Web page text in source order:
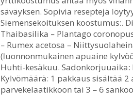
säväyksen. Sopivia reseptejä
Siemensekoituksen koostumus:.
Thaibasilika – Plantago
– Rumex acetosa –
(luonnonmukainen apuaine
Huhti-kesäkuu. Sadonkorjuuaika:
Kylvömäärä: 1 pakkaus sisältää
parvekelaatikkoon tai 3 – 6